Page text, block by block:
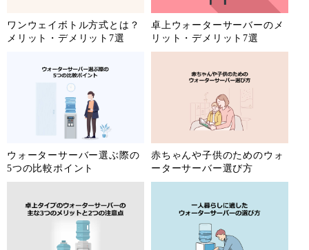
ワンウェイボトル方式とは？
メリット・デメリット7選
卓上ウォーターサーバーのメ
リット・デメリット7選
ウォーターサーバー選ぶ際の
5つの比較ポイント
赤ちゃんや子供のためのウォ
ーターサーバー選び方